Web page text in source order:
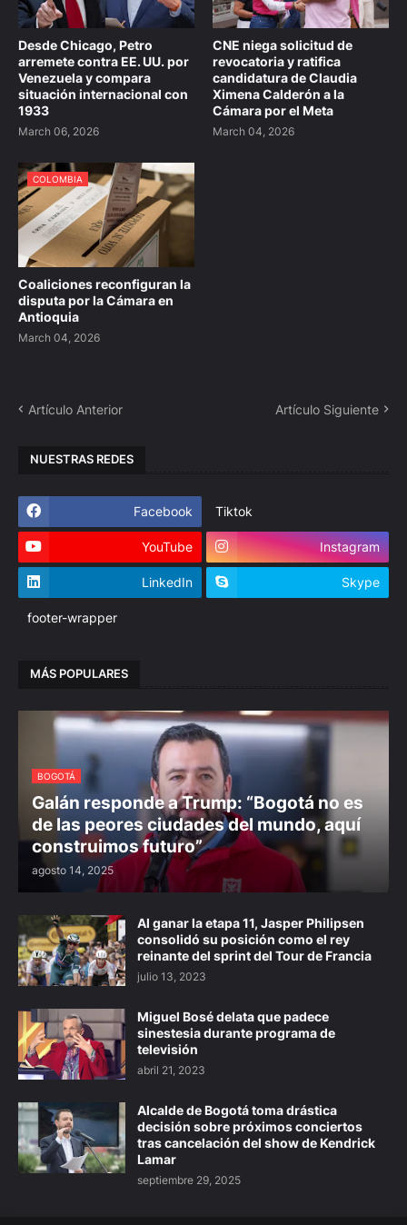
Desde Chicago, Petro
arremete contra EE. UU. por
Venezuela y compara
situación internacional con
1933
March 06, 2026
CNE niega solicitud de
revocatoria y ratifica
candidatura de Claudia
Ximena Calderón a la
Cámara por el Meta
March 04, 2026
COLOMBIA
Coaliciones reconfiguran la
disputa por la Cámara en
Antioquia
March 04, 2026
Artículo Anterior Artículo Siguiente
NUESTRAS REDES
Facebook Tiktok
YouTube Instagram
LinkedIn Skype
footer-wrapper
MÁS POPULARES
BOGOTÁ
Galán responde a Trump: “Bogotá no es
de las peores ciudades del mundo, aquí
construimos futuro”
agosto 14, 2025
Al ganar la etapa 11, Jasper Philipsen
consolidó su posición como el rey
reinante del sprint del Tour de Francia
julio 13, 2023
Miguel Bosé delata que padece
sinestesia durante programa de
televisión
abril 21, 2023
Alcalde de Bogotá toma drástica
decisión sobre próximos conciertos
tras cancelación del show de Kendrick
Lamar
septiembre 29, 2025